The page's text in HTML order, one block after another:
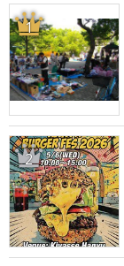
1
2